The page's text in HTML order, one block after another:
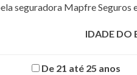
seguradora Mapfre
IDADE DO
De 21 até 25 anos